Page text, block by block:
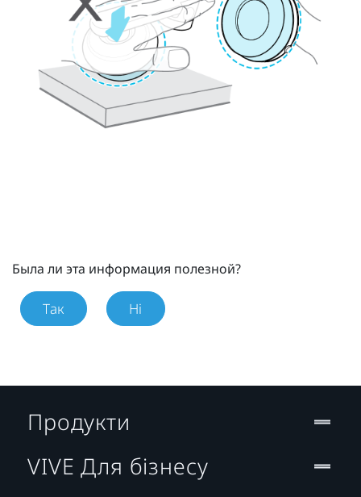
Была ли эта информация полезной?
Так Ні
Продукти
VIVE Для бізнесу